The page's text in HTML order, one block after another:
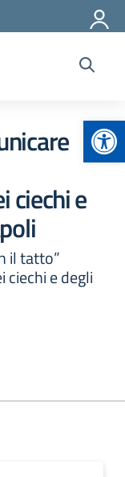
ciechi e
il tatto”
ciechi e degli